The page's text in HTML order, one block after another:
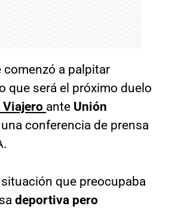
comenzó a palpitar
que será el próximo duelo
Viajero ante Unión
conferencia de prensa
que preocupaba
deportiva pero